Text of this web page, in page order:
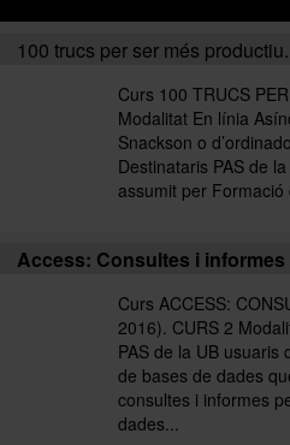
100 trucs per ser més
Curs 100 TRUCS
Modalitat En línia
Snackson o
Destinataris PAS de
assumit per Formació
Access: Consultes i informes
Curs ACCESS:
2016). CURS 2
PAS de la UB usuaris
de bases de dades
consultes i informes
dades...